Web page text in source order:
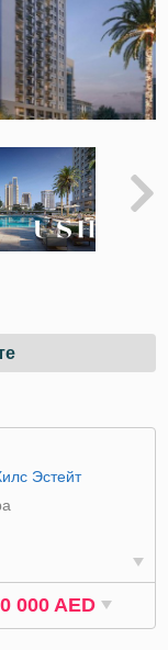
Эстейт
000 AED